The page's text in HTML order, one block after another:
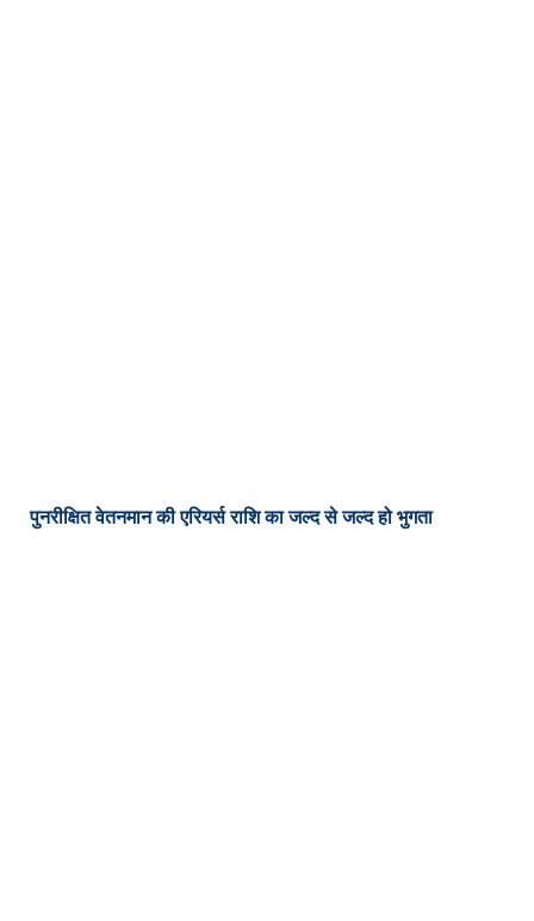
पुनरीक्षित वेतनमान की एरियर्स राशि का जल्द से जल्द हो भुगता